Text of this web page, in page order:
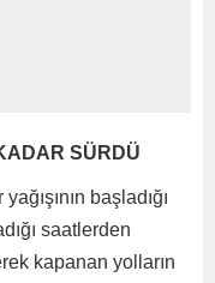
SÜRDÜ
başladığı
saatlerden
kapanan yolların